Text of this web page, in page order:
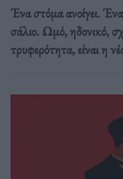
Ένα στόμα ανοίγει.
σάλιο. Ωμό, ηδονικό,
τρυφερότητα, είναι η